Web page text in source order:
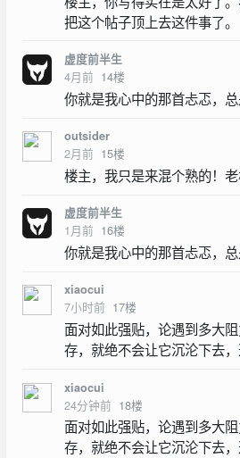
把这个帖子顶上去这件事了。
虚度前半生
4月前 14楼
你就是我心中的那首忐忑，
outsider
2月前 15楼
楼主，我只是来混个熟的！老
虚度前半生
1月前 16楼
你就是我心中的那首忐忑，
xiaocui
7小时前 17楼
面对如此强贴，论遇到多大
存，就绝不会让它沉沦下去
xiaocui
24分钟前 18楼
面对如此强贴，论遇到多大
存，就绝不会让它沉沦下去